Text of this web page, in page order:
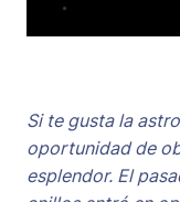
Si te gusta la
oportunidad de
esplendor. El